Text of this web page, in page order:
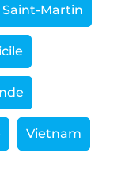
Saint-Martin
Vietnam